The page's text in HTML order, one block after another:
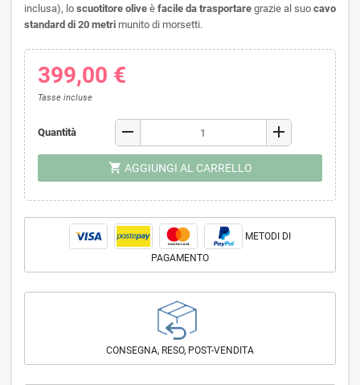
inclusa), lo scuotitore olive è facile da trasportare grazie al suo cavo
standard di 20 metri munito di morsetti.
399,00 €
Tasse incluse
Quantità remove add
shopping_cart AGGIUNGI AL CARRELLO
METODI DI
PAGAMENTO
CONSEGNA, RESO, POST-VENDITA